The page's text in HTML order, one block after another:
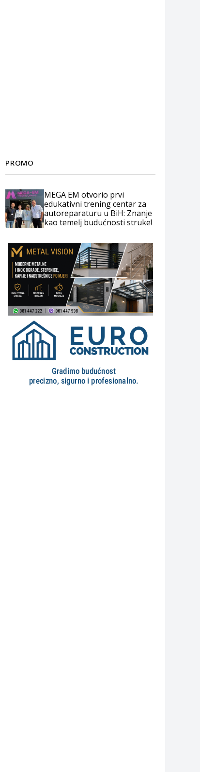
PROMO
MEGA EM otvorio prvi
edukativni trening centar za
autoreparaturu u BiH: Znanje
kao temelj budućnosti struke!